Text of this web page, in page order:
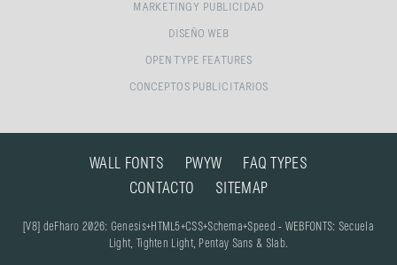
MARKETING Y PUBLICIDAD
DISEÑO WEB
OPEN TYPE FEATURES
CONCEPTOS PUBLICITARIOS
WALL FONTS PWYW
FAQ TYPES
CONTACTO
SITEMAP
[V8] deFharo 2026: Genesis+HTML5+CSS+Schema+Speed - WEBFONTS: Secuela
Light, Tighten Light, Pentay Sans & Slab.